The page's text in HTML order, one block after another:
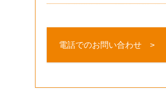
電話でのお問い合わせ >